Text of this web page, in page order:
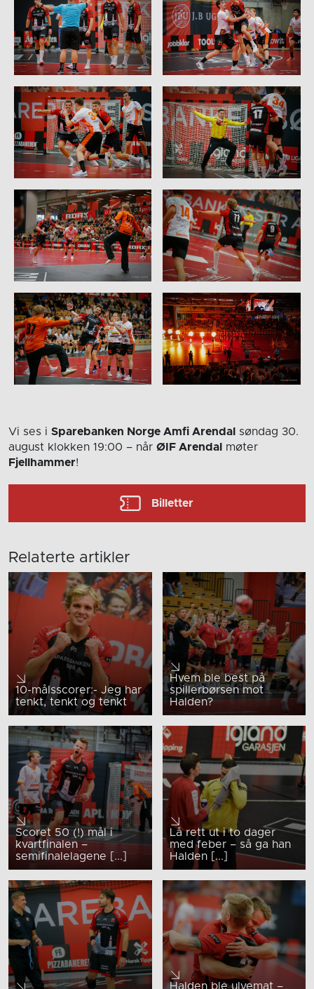
Vi ses i Sparebanken Norge Amfi Arendal søndag 30.
august klokken 19:00 – når ØIF Arendal møter
Fjellhammer!
Billetter
Relaterte artikler
10-målsscorer:- Jeg har
tenkt, tenkt og tenkt
Hvem ble best på
spillerbørsen mot
Halden?
Scoret 50 (!) mål i
kvartfinalen –
semifinalelagene [...]
Lå rett ut i to dager
med feber – så ga han
Halden [...]
Halden ble ulvemat –